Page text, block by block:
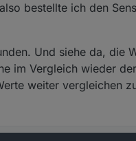
bestellte ich den
Und siehe da, die
im Vergleich wieder
weiter vergleichen